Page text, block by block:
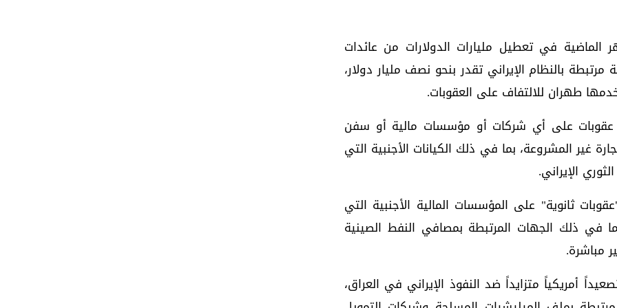
الماضية في تعطيل مليارات الدولارات من عائدات
بالنظام الإيراني تقدر بنحو نصف مليار دولار،
طهران للالتفاف على العقوبات.
على أي شركات أو مؤسسات مالية أو سفن
غير المشروعة، بما في ذلك الكيانات الأجنبية التي
الإيراني.
ثانوية" على المؤسسات المالية الأجنبية التي
في ذلك الجهات المرتبطة بمصافي النفط الصينية
مباشرة.
أمريكياً متزايداً ضد النفوذ الإيراني في العراق،